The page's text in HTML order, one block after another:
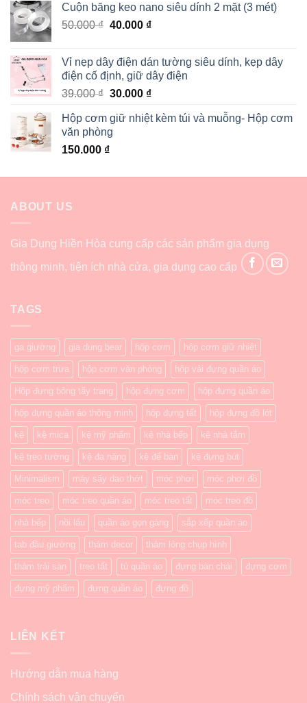
Cuộn băng keo nano siêu dính 2 mặt (3 mét)
50.000₫ 40.000 ₫
Vỉ nẹp dây điện dán tường siêu dính, kẹp dây
điện cố định, giữ dây điện
39.000₫ 30.000 ₫
Hộp cơm giữ nhiệt kèm túi và muỗng- Hộp cơm
văn phòng
150.000 ₫
ABOUT US
Gia Dụng Hiền Hòa cung cấp các sản phẩm gia dụng
thông minh, tiện ích nhà cửa, gia dụng cao cấp
TAGS
ga giường gia dụng bear hộp cơm hộp cơm giữ nhiệt
hộp cơm trưa hộp cơm văn phòng hộp vải đựng quần áo
Hộp đựng bông tẩy trang hộp đựng cơm hộp đựng quần áo
hộp đựng quần áo thông minh hộp đựng tất hộp đựng đồ lót
kệ kệ mica kệ mỹ phẩm kệ nhà bếp kệ nhà tắm
kệ treo tường kệ đa năng kệ để bàn kệ đựng bút
Minimalism máy sấy dao thớt móc phơi móc phơi đồ
móc treo móc treo quần áo móc treo tất móc treo đồ
nhà bếp nồi lẩu quần áo gọn gàng sắp xếp quần áo
tab đầu giường thảm decor thảm lông chụp hình
thảm trải sàn treo tất tủ quần áo đựng bàn chải đựng cơm
đựng mỹ phẩm đựng quần áo đựng đồ
LIÊN KẾT
Hướng dẫn mua hàng
Chính sách vận chuyển